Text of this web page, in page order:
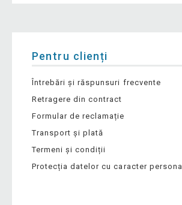
Pentru clienți
Întrebări și răspunsuri frecvente
Retragere din contract
Formular de reclamație
Transport și plată
Termeni și condiții
Protecția datelor cu caracter personal